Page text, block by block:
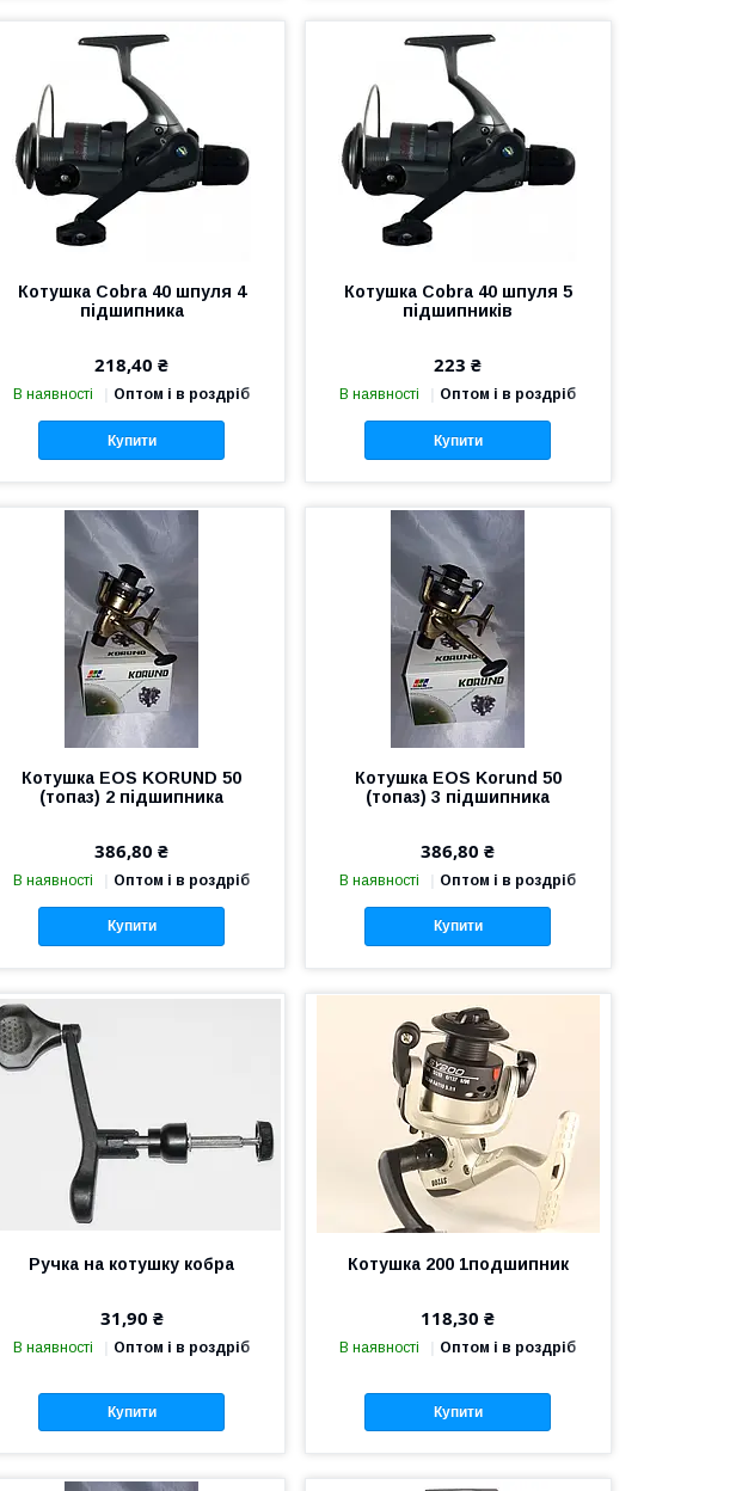
Котушка Cobra 40 шпуля 4
підшипника
218,40 ₴
В наявності Оптом і в роздріб
Купити
Котушка Cobra 40 шпуля 5
підшипників
223 ₴
В наявності Оптом і в роздріб
Купити
Котушка EOS KORUND 50
(топаз) 2 підшипника
386,80 ₴
В наявності Оптом і в роздріб
Купити
Котушка EOS Korund 50
(топаз) 3 підшипника
386,80 ₴
В наявності Оптом і в роздріб
Купити
Ручка на котушку кобра
31,90 ₴
В наявності Оптом і в роздріб
Купити
Котушка 200 1подшипник
118,30 ₴
В наявності Оптом і в роздріб
Купити